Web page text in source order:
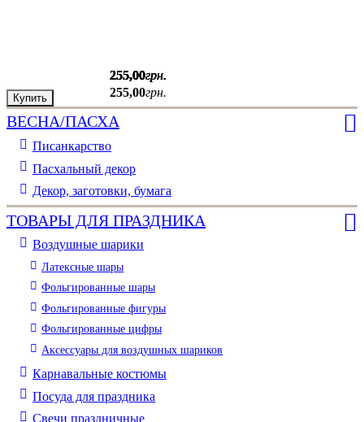
255,00грн.
Купить
255,00грн.
Купить
255,00грн.
Купить
255,00грн.
Купить 255,00грн.
255,00грн.
Купить
ВЕСНА/ПАСХА
Писанкарство
Пасхальный декор
Декор, заготовки, бумага
ТОВАРЫ ДЛЯ ПРАЗДНИКА
Воздушные шарики
Латексные шары
Фольгированные шары
Фольгированные фигуры
Фольгированные цифры
Аксессуары для воздушных шариков
Карнавальные костюмы
Посуда для праздника
Свечи праздничные